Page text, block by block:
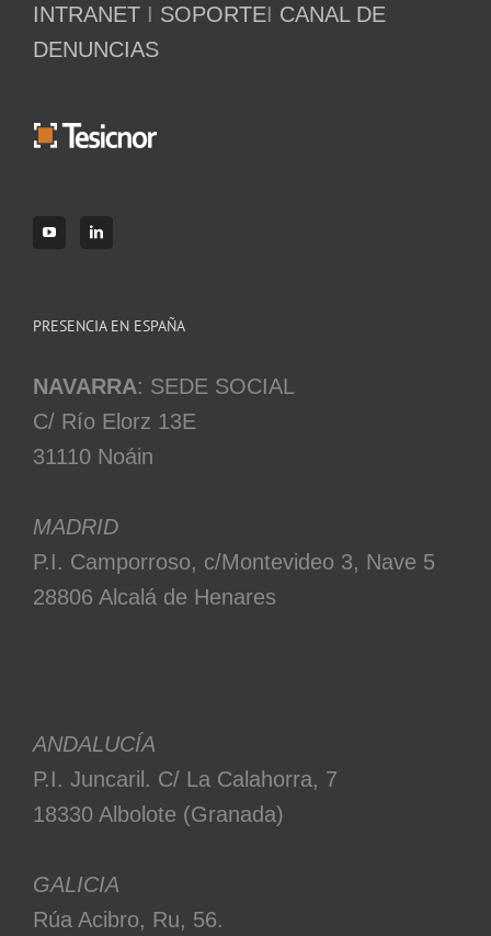
INTRANET I SOPORTEI CANAL DE
DENUNCIAS
PRESENCIA EN ESPAÑA
NAVARRA: SEDE SOCIAL
C/ Río Elorz 13E
31110 Noáin
MADRID
P.I. Camporroso, c/Montevideo 3, Nave 5
28806 Alcalá de Henares
ANDALUCÍA
P.I. Juncaril. C/ La Calahorra, 7
18330 Albolote (Granada)
GALICIA
Rúa Acibro, Ru, 56.